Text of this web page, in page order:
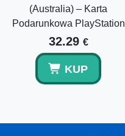
(Australia) – Karta
Podarunkowa PlayStation
32.29 €
KUP